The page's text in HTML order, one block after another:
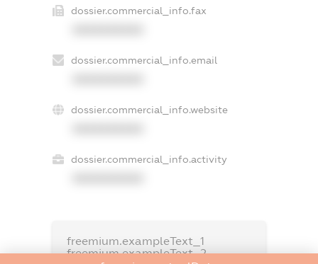
dossier.commercial_info.fax
dossier.commercial_info.email
dossier.commercial_info.website
dossier.commercial_info.activity
freemium.exampleText_1
freemium.exampleText_2